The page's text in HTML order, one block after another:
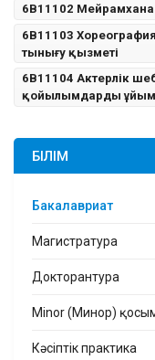
6B11102 Мейрамхана
6B11103
тынығу қызметі
6B11104 Актерлік
қойылымдарды
БІЛІМ
Бакалавриат
Магистратура
Докторантура
Minor (Минор)
Кәсіптік практика